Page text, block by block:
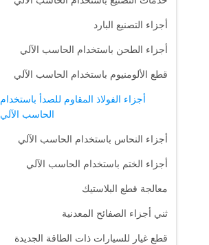
أجزاء التصنيع البارد
أجزاء الطحن باستخدام الحاسب الآلي
قطع الألومنيوم باستخدام الحاسب الآلي
أجزاء الفولاذ المقاوم للصدأ باستخدام
الحاسب الآلي
أجزاء النحاس باستخدام الحاسب الآلي
أجزاء الختم باستخدام الحاسب الآلي
معالجة قطع البلاستيك
ثني أجزاء الصفائح المعدنية
قطع غيار للسيارات ذات الطاقة الجديدة